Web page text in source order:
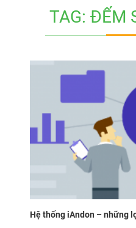
TAG: ĐẾM
Hệ thống iAndon – những